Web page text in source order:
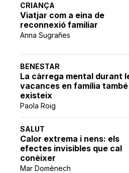
CRIANÇA
Viatjar com a eina de
reconnexió familiar
Anna Sugrañes
BENESTAR
La càrrega mental durant
vacances en família també
existeix
Paola Roig
SALUT
Calor extrema i nens: els
efectes invisibles que cal
conèixer
Mar Domènech